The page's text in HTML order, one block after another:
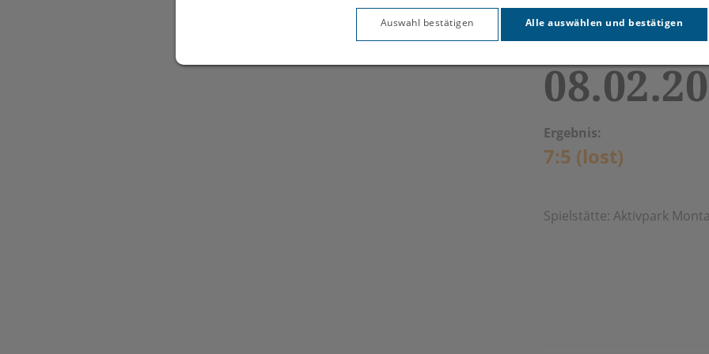
Ergebnis:
7:5 (lost)
Spielstätte: Aktivpark
Auswahl bestätigen Alle auswählen und bestätigen